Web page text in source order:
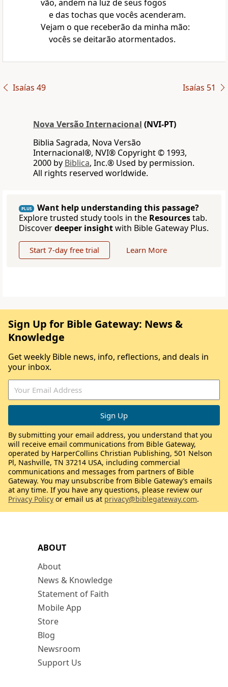
vão, andem na luz de seus fogos
e das tochas que vocês acenderam.
Vejam o que receberão da minha mão:
vocês se deitarão atormentados.
Isaías 49 Isaías 51
Nova Versão Internacional (NVI-PT)
Biblia Sagrada, Nova Versão
Internacional®, NVI® Copyright © 1993,
2000 by Biblica, Inc.® Used by permission.
All rights reserved worldwide.
PLUS
Want help understanding this passage?
Explore trusted study tools in the Resourcestab.
Discoverdeeper insightwith Bible Gateway Plus.
Start 7-day free trial Learn More
ABOUT
About
News & Knowledge
Statement of Faith
Mobile App
Store
Blog
Newsroom
Support Us
Sign Up for Bible Gateway: News &
Knowledge
Get weekly Bible news, info, reflections, and deals in
your inbox.
By submitting your email address, you understand that you
will receive email communications from Bible Gateway,
operated by HarperCollins Christian Publishing, 501 Nelson
Pl, Nashville, TN 37214 USA, including commercial
communications and messages from partners of Bible
Gateway. You may unsubscribe from Bible Gateway’s emails
at any time. If you have any questions, please review our
Privacy Policy or email us at privacy@biblegateway.com.